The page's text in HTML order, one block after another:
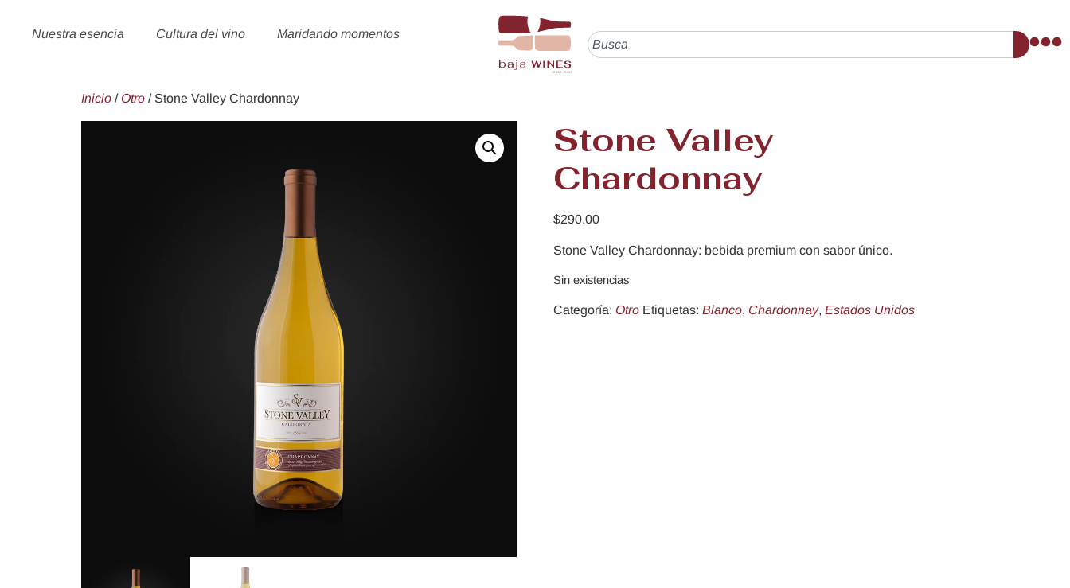
Nuestra esencia Cultura del vino Maridando momentos
Inicio / Otro / Stone Valley Chardonnay
Stone Valley
Chardonnay
$290.00
Stone Valley Chardonnay: bebida premium con sabor único.
Sin existencias
Categoría: Otro Etiquetas: Blanco, Chardonnay, Estados Unidos